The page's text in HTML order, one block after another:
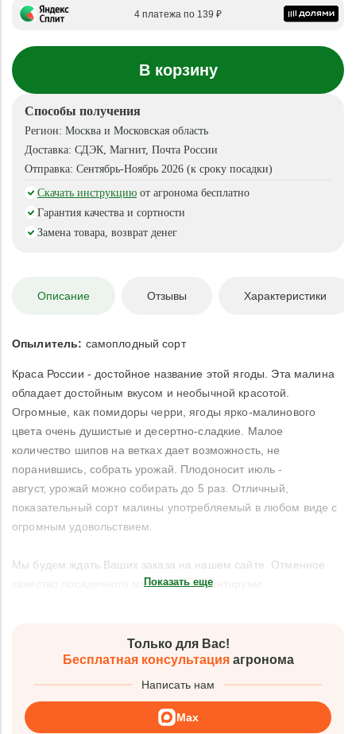
4 платежа по 139 ₽
В корзину
Способы получения
Регион: Москва и Московская область
Доставка: СДЭК, Магнит, Почта России
Отправка: Сентябрь-Ноябрь 2026 (к сроку посадки)
Скачать инструкцию от агронома бесплатно
Гарантия качества и сортности
Замена товара, возврат денег
Описание Отзывы Характеристики
Опылитель: самоплодный сорт
Краса России - достойное название этой ягоды. Эта малина
обладает достойным вкусом и необычной красотой.
Огромные, как помидоры черри, ягоды ярко-малинового
цвета очень душистые и десертно-сладкие. Малое
количество шипов на ветках дает возможность, не
поранившись, собрать урожай. Плодоносит июль -
август, урожай можно собирать до 5 раз. Отличный,
показательный сорт малины употребляемый в любом виде с
огромным удовольствием.
Мы будем ждать Ваших заказа на нашем сайте. Отменное
качество посадочного материала гарантируем.
Показать еще
Только для Вас!
Бесплатная консультацияагронома
Написать нам
Max